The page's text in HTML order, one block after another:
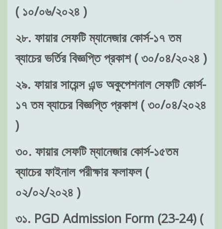
( ১০/০৬/২০২৪ )
২৮. ফায়ার সেফটি ম্যানেজার কোর্স-১৭ তম
ব্যাচের ভর্তির বিজ্ঞপ্তি প্রকাশ ( ৩০/০৪/২০২৪ )
২৯. ফায়ার সায়েন্স এন্ড অকুপেশনাল সেফটি কোর্স-
১৭ তম ব্যাচের বিজ্ঞপ্তি প্রকাশ ( ৩০/০৪/২০২৪
)
৩০. ফায়ার সেফটি ম্যানেজার কোর্স-১৫তম
ব্যাচের ফাইনাল পরীক্ষার ফলাফল (
০২/০২/২০২৪ )
৩১. PGD Admission Form (23-24) (